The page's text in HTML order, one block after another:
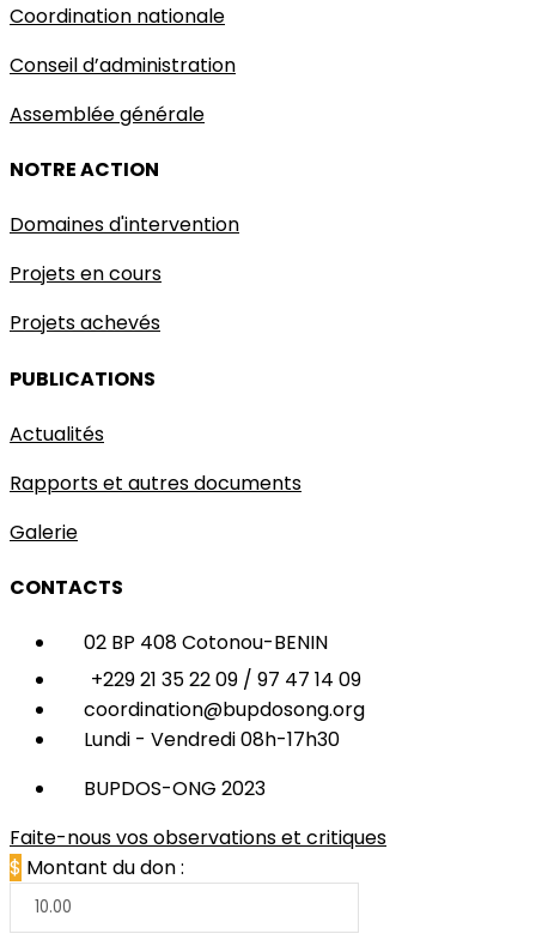
Coordination nationale
Conseil d’administration
Assemblée générale
NOTRE ACTION
Domaines d'intervention
Projets en cours
Projets achevés
PUBLICATIONS
Actualités
Rapports et autres documents
Galerie
CONTACTS
02 BP 408 Cotonou-BENIN
+229 21 35 22 09 / 97 47 14 09
coordination@bupdosong.org
Lundi - Vendredi 08h-17h30
BUPDOS-ONG 2023
Faite-nous vos observations et critiques
$ Montant du don :